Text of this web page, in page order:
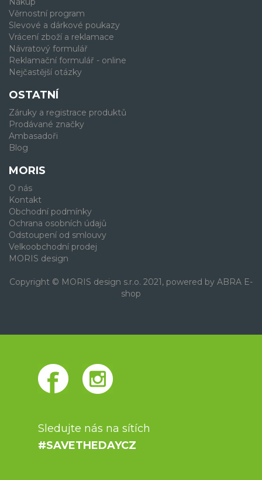
Věrnostní program
Slevové a dárkové poukazy
Vrácení zboží a reklamace
Návratový formulář
Reklamační formulář - online
Nejčastější otázky
OSTATNÍ
Záruky a registrace produktů
Prodávané značky
Ambasadoři
Blog
MORIS
O nás
Kontakt
Obchodní podmínky
Ochrana osobních údajů
Odstoupení od smlouvy
Velkoobchodní prodej
MORIS design
Copyright © MORIS design s.r.o. 2021, powered by ABRA E-
shop
Sledujte nás na sítích
#SAVETHEDAYCZ